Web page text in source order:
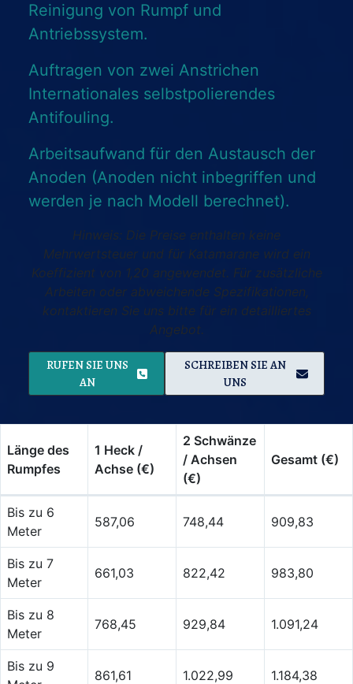
Reinigung von Rumpf und
Antriebssystem.
Auftragen von zwei Anstrichen
Internationales selbstpolierendes
Antifouling.
Arbeitsaufwand für den Austausch der
Anoden (Anoden nicht inbegriffen und
werden je nach Modell berechnet).
Hinweis: Die Preise enthalten keine
Mehrwertsteuer und für Katamarane wird ein
Koeffizient von 1,20 angewendet. Für zusätzliche
Arbeiten oder abweichende Spezifikationen,
kontaktieren Sie uns bitte für ein detailliertes
Angebot.
RUFEN SIE UNS
AN
SCHREIBEN SIE AN
UNS
Länge des
Rumpfes
1 Heck /
Achse (€)
2 Schwänze
/ Achsen
(€)
Gesamt (€)
Bis zu 6
Meter
587,06 748,44 909,83
Bis zu 7
Meter
661,03 822,42 983,80
Bis zu 8
Meter
768,45 929,84 1.091,24
Bis zu 9
861,61 1.022,99 1.184,38